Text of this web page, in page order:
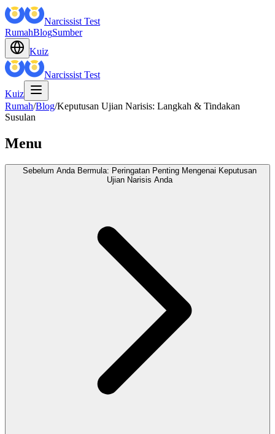
Narcissist Test
RumahBlogSumber
Kuiz
Narcissist Test
Kuiz
Rumah/Blog/Keputusan Ujian Narisis: Langkah & Tindakan
Susulan
Menu
Sebelum Anda Bermula: Peringatan Penting Mengenai Keputusan
Ujian Narisis Anda